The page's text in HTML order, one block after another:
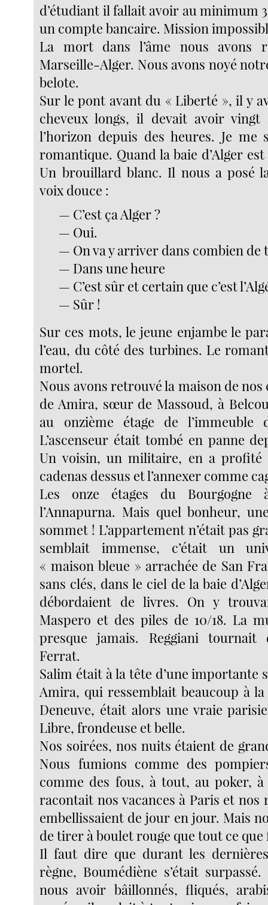
d’étudiant il fallait avoir au minimum
un compte bancaire. Mission
La mort dans l’âme nous avons
Marseille-Alger. Nous avons noyé
belote.
Sur le pont avant du « Liberté », il y
cheveux longs, il devait avoir vingt
l’horizon depuis des heures. Je
romantique. Quand la baie d’Alger
Un brouillard blanc. Il nous a posé
voix douce :
— C’est ça Alger ?
— Oui.
— On va y arriver dans combien de
— Dans une heure
— C’est sûr et certain que c’est
— Sûr !
Sur ces mots, le jeune enjambe le
l’eau, du côté des turbines. Le
mortel.
Nous avons retrouvé la maison de
de Amira, sœur de Massoud, à
au onzième étage de l’immeuble
L’ascenseur était tombé en panne
Un voisin, un militaire, en a
cadenas dessus et l’annexer comme
Les onze étages du Bourgogne
l’Annapurna. Mais quel bonheur,
sommet ! L’appartement n’était pas
semblait immense, c’était un
« maison bleue » arrachée de San
sans clés, dans le ciel de la baie
débordaient de livres. On y
Maspero et des piles de 10/18. La
presque jamais. Reggiani tournait
Ferrat.
Salim était à la tête d’une importante
Amira, qui ressemblait beaucoup à
Deneuve, était alors une vraie
Libre, frondeuse et belle.
Nos soirées, nos nuits étaient de
Nous fumions comme des
comme des fous, à tout, au poker,
racontait nos vacances à Paris et nos
embellissaient de jour en jour. Mais
de tirer à boulet rouge que tout ce
Il faut dire que durant les
règne, Boumédiène s’était
nous avoir bâillonnés, fliqués,